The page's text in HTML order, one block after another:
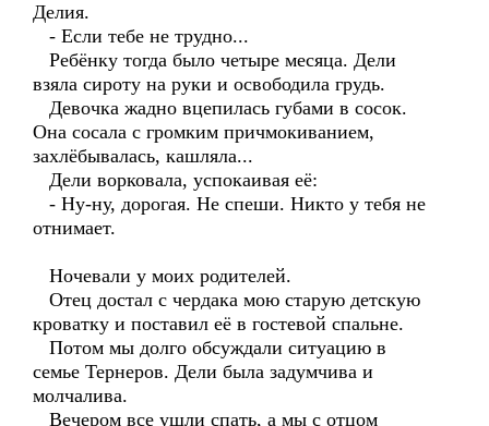
Делия.
- Если тебе не трудно...
Ребёнку тогда было четыре месяца. Дели
взяла сироту на руки и освободила грудь.
Девочка жадно вцепилась губами в сосок.
Она сосала с громким причмокиванием,
захлёбывалась, кашляла...
Дели ворковала, успокаивая её:
- Ну-ну, дорогая. Не спеши. Никто у тебя не
отнимает.
Ночевали у моих родителей.
Отец достал с чердака мою старую детскую
кроватку и поставил её в гостевой спальне.
Потом мы долго обсуждали ситуацию в
семье Тернеров. Дели была задумчива и
молчалива.
Вечером все ушли спать, а мы с отцом